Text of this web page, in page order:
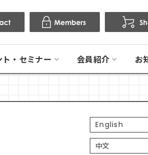
ト・セミナー 会員紹介 お
English
中文